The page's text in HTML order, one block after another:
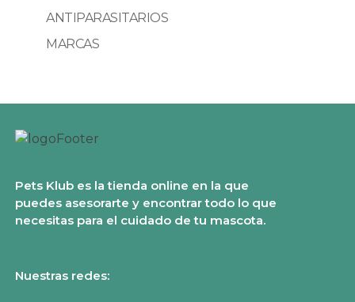
ANTIPARASITARIOS
MARCAS
Pets Klub es la tienda online en la que
puedes asesorarte y encontrar todo lo que
necesitas para el cuidado de tu mascota.
Nuestras redes: